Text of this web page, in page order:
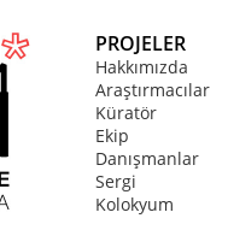
PROJELER
Hakkımızda
Araştırmacılar
Küratör
Ekip
Danışmanlar
Sergi
Kolokyum